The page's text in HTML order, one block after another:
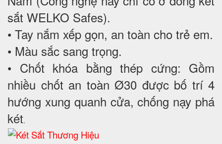
sắt WELKO Safes).
• Tay nắm xếp gọn, an toàn cho trẻ em.
• Màu sắc sang trọng.
• Chốt khóa bằng thép cứng: Gồm
nhiều chốt an toàn Ø30 được bố trí 4
hướng xung quanh cửa, chống nạy phá
két.